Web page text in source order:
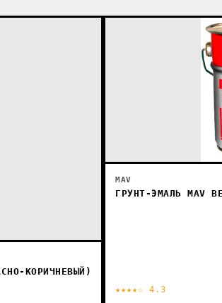
КОРИЧНЕВЫЙ)
MAV
ГРУНТ-ЭМАЛЬ MAV
★★★★☆ 4.3